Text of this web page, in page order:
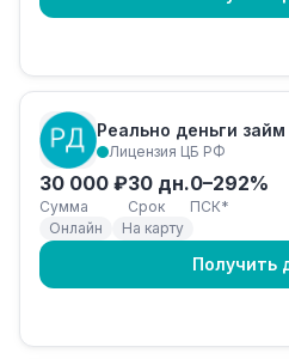
Реально деньги займ
Лицензия ЦБ РФ
30 000 ₽
Сумма
30 дн.
Срок
0–292%
ПСК*
Онлайн
На карту
Получить